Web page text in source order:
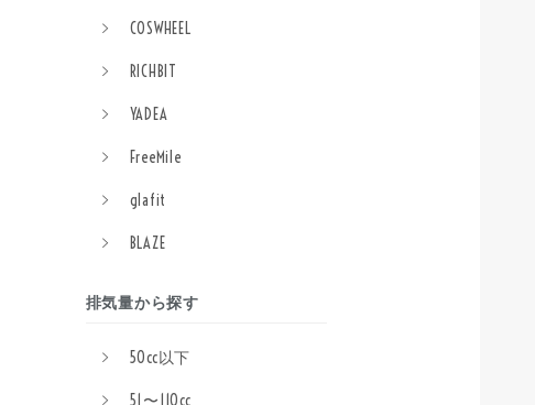
COSWHEEL
RICHBIT
YADEA
FreeMile
glafit
BLAZE
排気量から探す
50cc以下
51〜110cc